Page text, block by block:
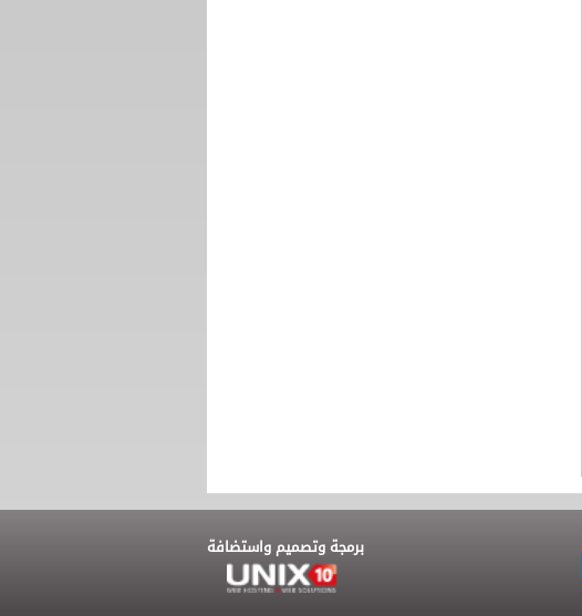
برمجة وتصميم واستضافة